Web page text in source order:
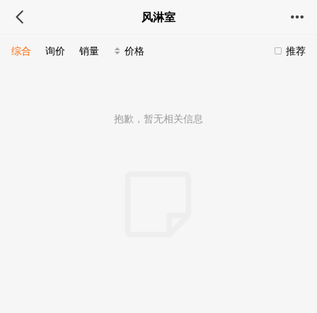
风淋室
推荐
综合 询价 销量 价格
抱歉，暂无相关信息